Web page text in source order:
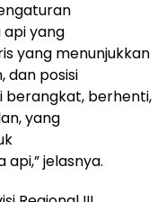
yang
yang menunjukkan
dan posisi
berangkat, berhenti,
yang
jelasnya.